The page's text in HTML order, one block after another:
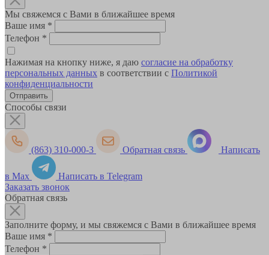
Мы свяжемся с Вами в ближайшее время
Ваше имя *
Телефон *
Нажимая на кнопку ниже, я даю согласие на обработку
персональных данных в соответствии с Политикой
конфиденциальности
Способы связи
(863) 310-000-3 Обратная связь Написать
в Max
Написать в Telegram
Заказать звонок
Обратная связь
Заполните форму, и мы свяжемся с Вами в ближайшее время
Ваше имя *
Телефон *